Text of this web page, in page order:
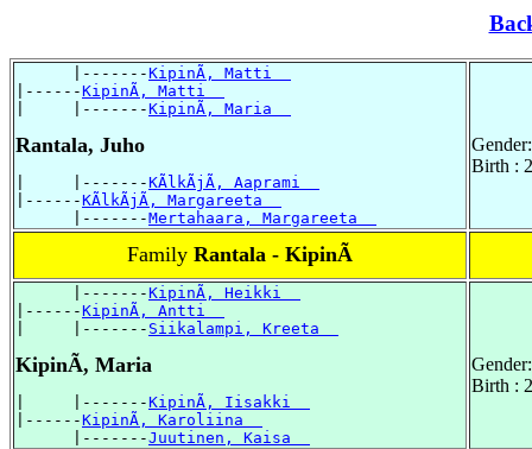
      |-------
KipinÃ, Matti
|------KipinÃ, Matti
|     |-------KipinÃ, Maria
Rantala, Juho
|     |-------KÃlkÃjÃ, Aaprami
|------KÃlkÃjÃ, Margareeta
      |-------
Mertahaara, Margareeta
Birth :
Family Rantala - KipinÃ
      |-------
KipinÃ, Heikki
|------KipinÃ, Antti
|     |------- Siikalampi, Kreeta
KipinÃ, Maria
|     |-------KipinÃ, Iisakki
|------KipinÃ, Karoliina
      |-------
Juutinen, Kaisa
Birth :